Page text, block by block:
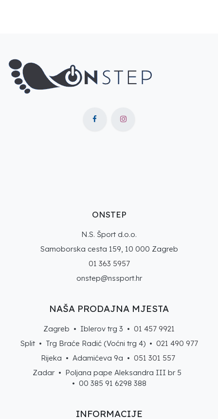
ONSTEP
N.S. Šport d.o.o.
Samoborska cesta 159, 10 000 Zagreb
01 363 5957
onstep@nssport.hr
INFORMACIJE
NAŠA PRODAJNA MJESTA
Zagreb • Iblerov trg 3 • 01 457 9921
Split • Trg Braće Radić (Voćni trg 4) • 021 490 977
Rijeka • Adamićeva 9a • 051 301 557
Zadar • Poljana pape Aleksandra III br 5
• 00 385 91 6298 388